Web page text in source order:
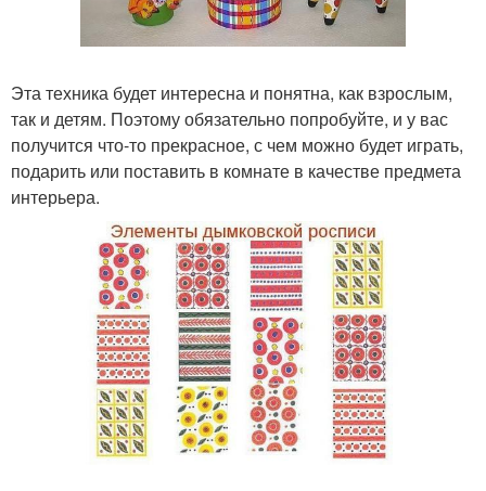
Эта техника будет интересна и понятна, как взрослым,
так и детям. Поэтому обязательно попробуйте, и у вас
получится что-то прекрасное, с чем можно будет играть,
подарить или поставить в комнате в качестве предмета
интерьера.